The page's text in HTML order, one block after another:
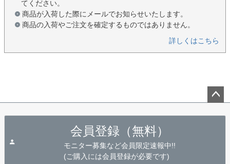
てください。
商品が入荷した際にメールでお知らせいたします。
商品の入荷やご注文を確定するものではありません。
詳しくはこちら
会員登録（無料）
モニター募集など会員限定速報中!!
(ご購入には会員登録が必要です)